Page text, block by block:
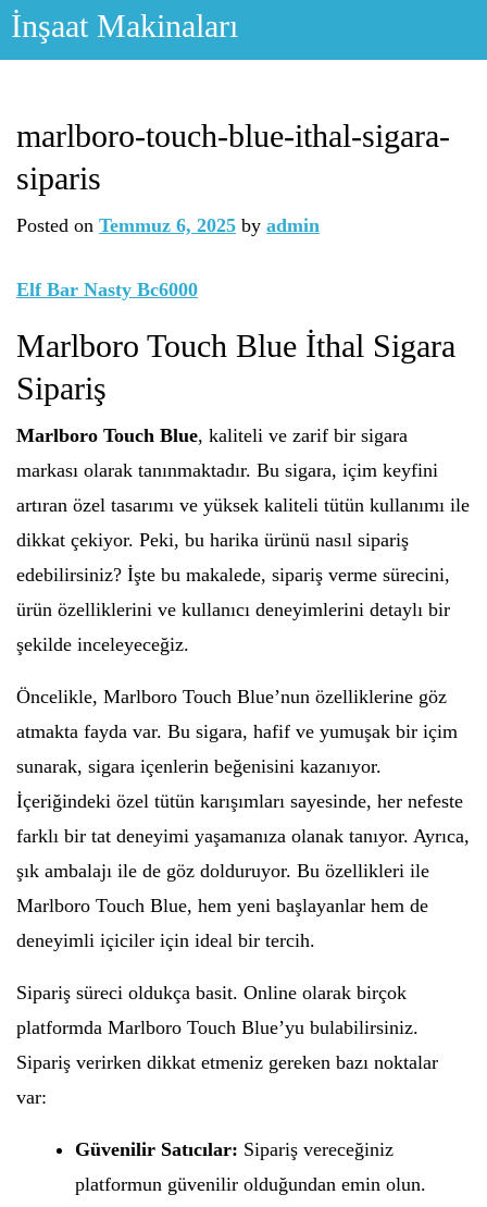
Skip
İnşaat Makinaları
marlboro-touch-blue-ithal-sigara-
siparis
Posted on Temmuz 6, 2025 by admin
Elf Bar Nasty Bc6000
Marlboro Touch Blue İthal Sigara
Sipariş
Marlboro Touch Blue, kaliteli ve zarif bir sigara
markası olarak tanınmaktadır. Bu sigara, içim keyfini
artıran özel tasarımı ve yüksek kaliteli tütün kullanımı ile
dikkat çekiyor. Peki, bu harika ürünü nasıl sipariş
edebilirsiniz? İşte bu makalede, sipariş verme sürecini,
ürün özelliklerini ve kullanıcı deneyimlerini detaylı bir
şekilde inceleyeceğiz.
Öncelikle, Marlboro Touch Blue’nun özelliklerine göz
atmakta fayda var. Bu sigara, hafif ve yumuşak bir içim
sunarak, sigara içenlerin beğenisini kazanıyor.
İçeriğindeki özel tütün karışımları sayesinde, her nefeste
farklı bir tat deneyimi yaşamanıza olanak tanıyor. Ayrıca,
şık ambalajı ile de göz dolduruyor. Bu özellikleri ile
Marlboro Touch Blue, hem yeni başlayanlar hem de
deneyimli içiciler için ideal bir tercih.
Sipariş süreci oldukça basit. Online olarak birçok
platformda Marlboro Touch Blue’yu bulabilirsiniz.
Sipariş verirken dikkat etmeniz gereken bazı noktalar
var:
Güvenilir Satıcılar: Sipariş vereceğiniz
platformun güvenilir olduğundan emin olun.